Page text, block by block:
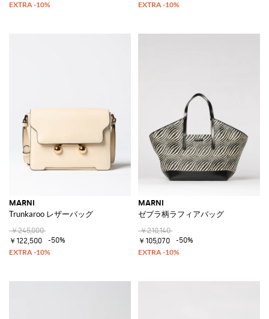
MARNI
Trunkaroo レザーバッグ
￥245,000
￥122,500
-50%
MARNI
ゼブラ柄ラフィアバッグ
￥210,140
￥105,070
-50%